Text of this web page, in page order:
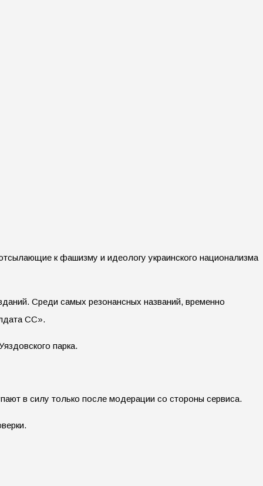
к фашизму и идеологу украинского национализма
Среди самых резонансных названий, временно
СС».
парка.
в силу только после модерации со стороны сервиса.